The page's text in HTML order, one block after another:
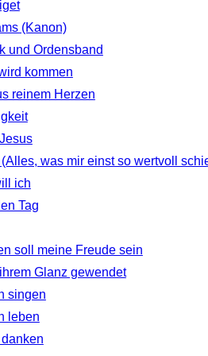
(Kanon)
und Ordensband
kommen
reinem Herzen
was mir einst so wertvoll
ich
Tag
soll meine Freude sein
Glanz gewendet
singen
leben